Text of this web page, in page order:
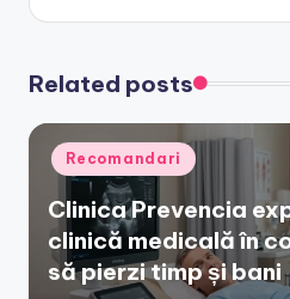
Related posts
Posted
in
Recomandari
Clinica Prevencia
clinică medicală în
să pierzi timp și bani